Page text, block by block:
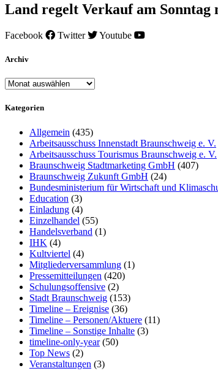
Land regelt Verkauf am Sonntag
Facebook Twitter Youtube
Archiv
Archiv
Kategorien
Allgemein (435)
Arbeitsausschuss Innenstadt Braunschweig e. V.
Arbeitsausschuss Tourismus Braunschweig e. V.
Braunschweig Stadtmarketing GmbH (407)
Braunschweig Zukunft GmbH (24)
Bundesministerium für Wirtschaft und
Education (3)
Einladung (4)
Einzelhandel (55)
Handelsverband (1)
IHK (4)
Kultviertel (4)
Mitgliederversammlung (1)
Pressemitteilungen (420)
Schulungsoffensive (2)
Stadt Braunschweig (153)
Timeline – Ereignise (36)
Timeline – Personen/Aktuere (11)
Timeline – Sonstige Inhalte (3)
timeline-only-year(50)
Top News (2)
Veranstaltungen (3)